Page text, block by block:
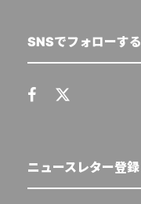
SNSでフォローする
ニュースレター登録